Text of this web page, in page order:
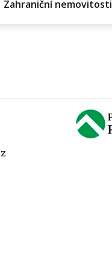
Zahraniční nemovitosti